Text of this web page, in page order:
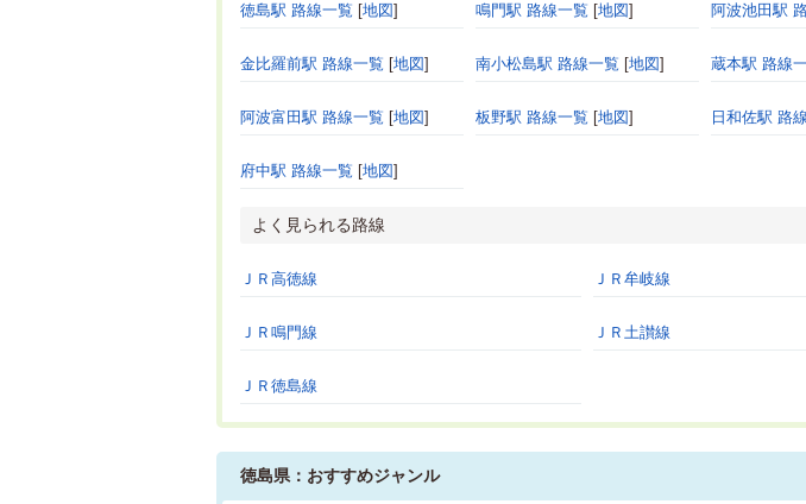
徳島駅 路線一覧 [地図] 鳴門駅 路線一覧 [地図] 阿波池田駅
金比羅前駅 路線一覧 [地図] 南小松島駅 路線一覧 [地図] 蔵本駅 路線
阿波富田駅 路線一覧 [地図] 板野駅 路線一覧 [地図] 日和佐駅 路
府中駅 路線一覧 [地図]
よく見られる路線
ＪＲ高徳線 ＪＲ牟岐線
ＪＲ鳴門線 ＪＲ土讃線
ＪＲ徳島線
徳島県：おすすめジャンル